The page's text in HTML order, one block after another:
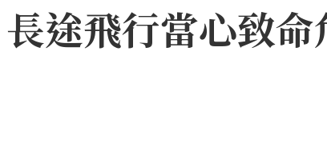
長途飛行當心致